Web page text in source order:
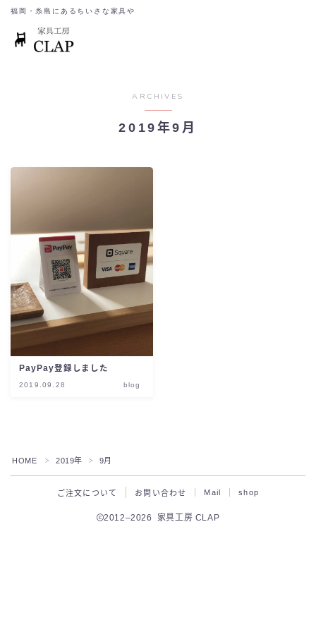
福岡・糸島にあるちいさな家具や
ARCHIVES
2019年9月
PayPay登録しました
2019.09.28 blog
HOME ＞ 2019年 ＞ 9月
ご注文について お問い合わせ Mail shop
2012–2026 家具工房 CLAP